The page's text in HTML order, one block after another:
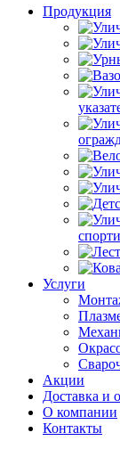
Продукция
Услуги
Акции
Доставка и
О компании
Контакты